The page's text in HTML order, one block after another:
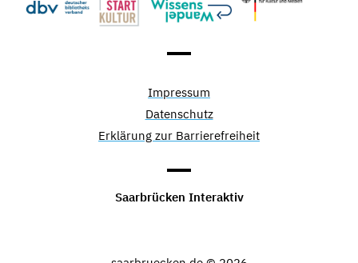
Impressum
Datenschutz
Erklärung zur Barrierefreiheit
Saarbrücken Interaktiv